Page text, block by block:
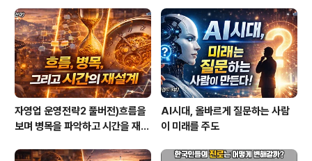
자영업 운영전략2 풀버전)흐름을
보며 병목을 파악하고 시간을 재설
AI시대, 올바르게 질문하는 사람
이 미래를 주도